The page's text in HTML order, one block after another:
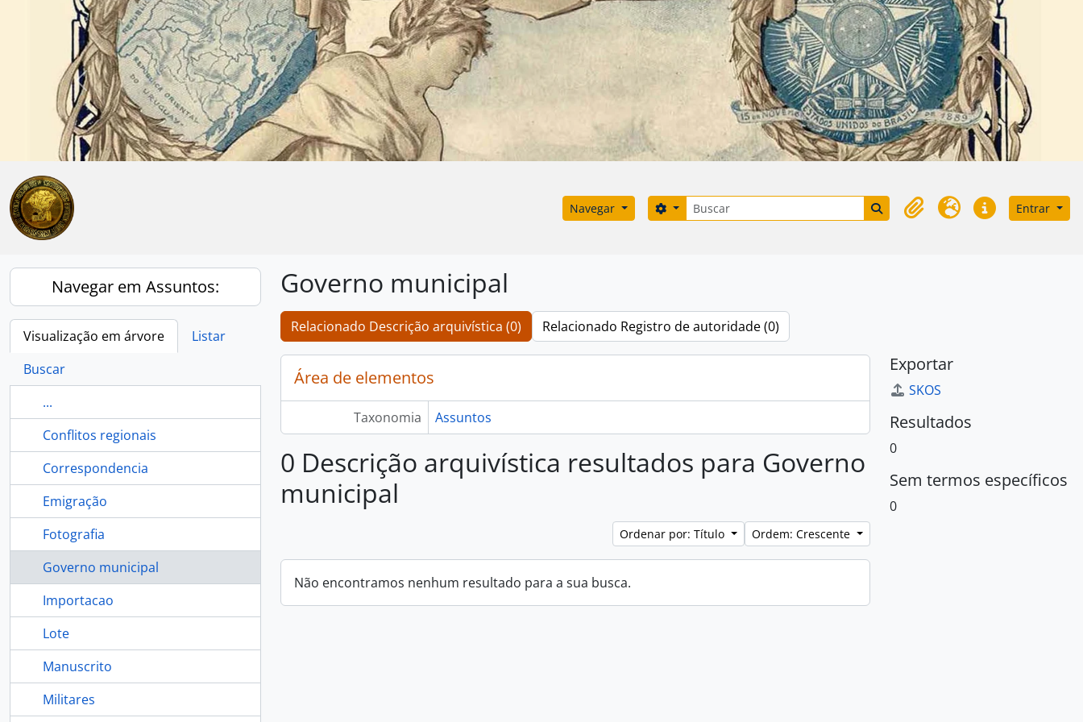
Skip to main content
Anterior Próximo
Navegar Buscar
Opções de busca Busque na página de navegação
Área de Transferência
Idioma Atalhos Entrar
Navegar em Assuntos:
Visualização em árvore
Listar
Buscar
...
Conflitos regionais
Correspondencia
Emigração
Fotografia
Governo municipal
Importacao
Lote
Manuscrito
Militares
Governo municipal
Relacionado Descrição arquivística (0) Relacionado Registro de autoridade (0)
Área de elementos
Taxonomia Assuntos
0 Descrição arquivística resultados para Governo
municipal
Ordenar por: Título Ordem: Crescente
Não encontramos nenhum resultado para a sua busca.
Exportar
SKOS
Resultados
0
Sem termos específicos
0